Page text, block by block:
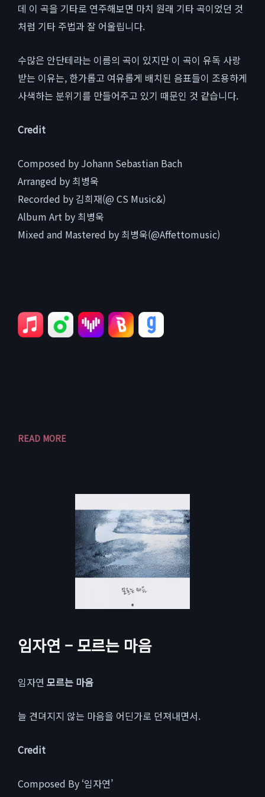
데 이 곡을 기타로 연주해보면 마치 원래 기타 곡이었던 것
처럼 기타 주법과 잘 어울립니다.
수많은 안단테라는 이름의 곡이 있지만 이 곡이 유독 사랑
받는 이유는, 한가롭고 여유롭게 배치된 음표들이 조용하게
사색하는 분위기를 만들어주고 있기 때문인 것 같습니다.
Credit
Composed by Johann Sebastian Bach
Arranged by 최병욱
Recorded by 김희재(@ CS Music&)
Album Art by 최병욱
Mixed and Mastered by 최병욱(@Affettomusic)
READ MORE
임자연 – 모르는 마음
임자연 모르는 마음
늘 견뎌지지 않는 마음을 어딘가로 던져내면서.
Credit
Composed By ‘임자연’